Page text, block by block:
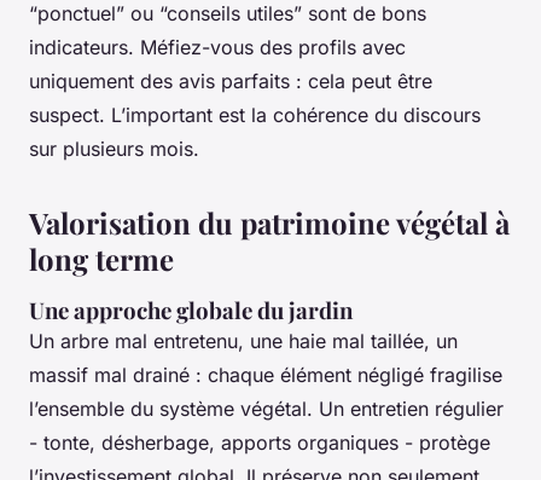
“ponctuel” ou “conseils utiles” sont de bons
indicateurs. Méfiez-vous des profils avec
uniquement des avis parfaits : cela peut être
suspect. L’important est la cohérence du discours
sur plusieurs mois.
Valorisation du patrimoine végétal à
long terme
Une approche globale du jardin
Un arbre mal entretenu, une haie mal taillée, un
massif mal drainé : chaque élément négligé fragilise
l’ensemble du système végétal. Un entretien régulier
- tonte, désherbage, apports organiques - protège